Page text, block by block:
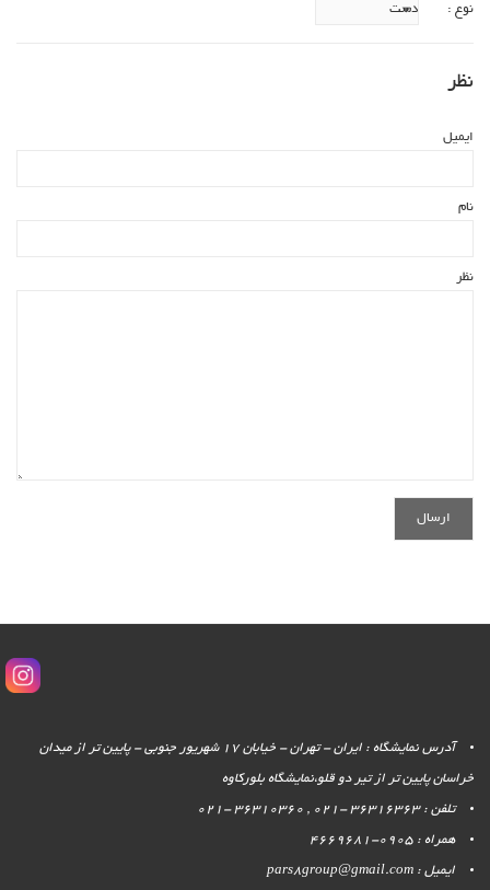
نوع :
نظر
ایمیل
نام
نظر
آدرس نمایشگاه : ایران - تهران - خیابان 17 شهریور جنوبی - پایین تر از میدان
خراسان پایین تر از تیر دو قلو،نمایشگاه بلورکاوه
تلفن : 36316363 -021 , 36310360 -021
همراه : 0905-4669681
ایمیل : pars8group@gmail.com